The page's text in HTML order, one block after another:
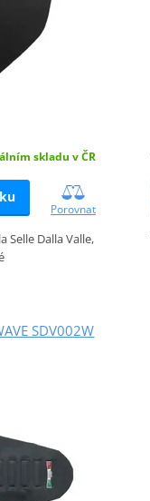
skladu v ČR
Porovnat
Selle Dalla Valle,
SDV002W